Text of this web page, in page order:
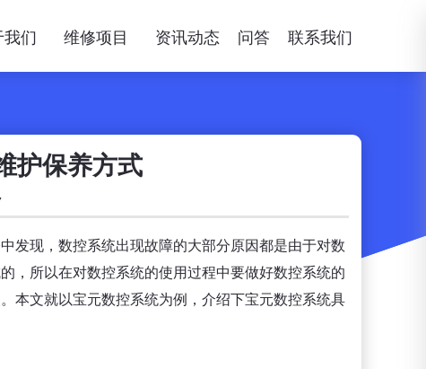
们 维修项目 资讯动态 问答 联系我们
护保养方式
发现，数控系统出现故障的大部分原因都是由于对数
，所以在对数控系统的使用过程中要做好数控系统的
本文就以宝元数控系统为例，介绍下宝元数控系统具